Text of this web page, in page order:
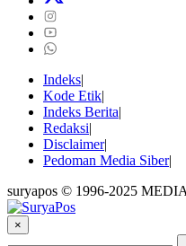
Indeks
Kode Etik
Indeks Berita
Redaksi
Disclaimer
Pedoman Media Siber
suryapos © 1996-2025
×